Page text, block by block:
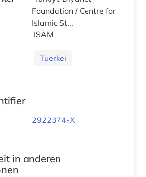
Foundation / Centre for
Islamic St...
ISAM
Tuerkei
2922374-X
in anderen